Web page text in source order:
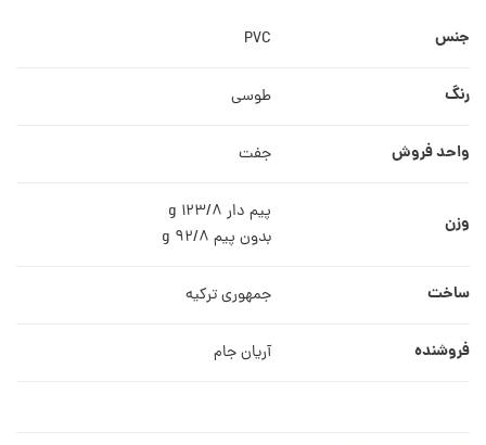
جنس PVC
رنگ طوسی
واحد فروش جفت
وزن
پیم دار 123/8 g
بدون پیم 92/8 g
ساخت جمهوری ترکیه
فروشنده آریان جام